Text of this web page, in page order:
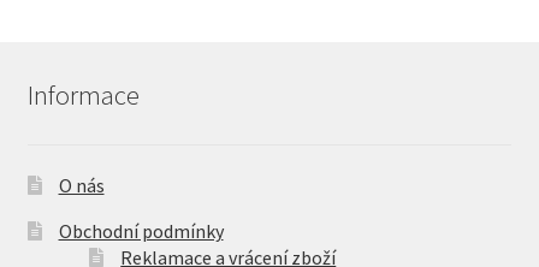
Informace
O nás
Obchodní podmínky
Reklamace a vrácení zboží